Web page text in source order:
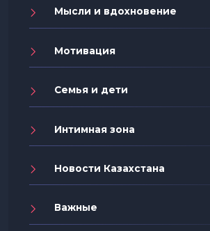
Мысли и вдохновение
Мотивация
Семья и дети
Интимная зона
Новости Казахстана
Важные